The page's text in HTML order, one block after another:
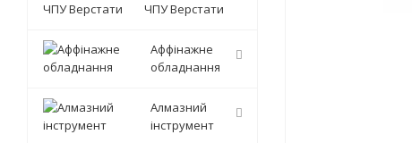
ЧПУ Верстати
Аффінажне
обладнання
Алмазний
інструмент